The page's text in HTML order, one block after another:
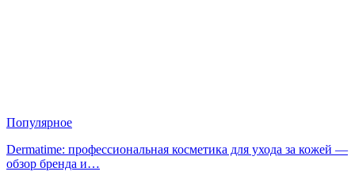
Популярное
Dermatime: профессиональная косметика для ухода за кожей —
обзор бренда и…